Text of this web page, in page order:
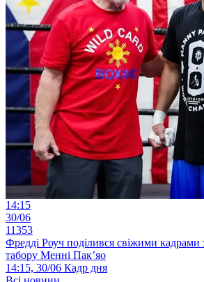
14:15
30/06
11353
Фредді Роуч поділився свіжими кадрами
табору Менні Пак’яо
14:15, 30/06 Кадр дня